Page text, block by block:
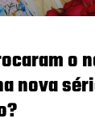
o
nova